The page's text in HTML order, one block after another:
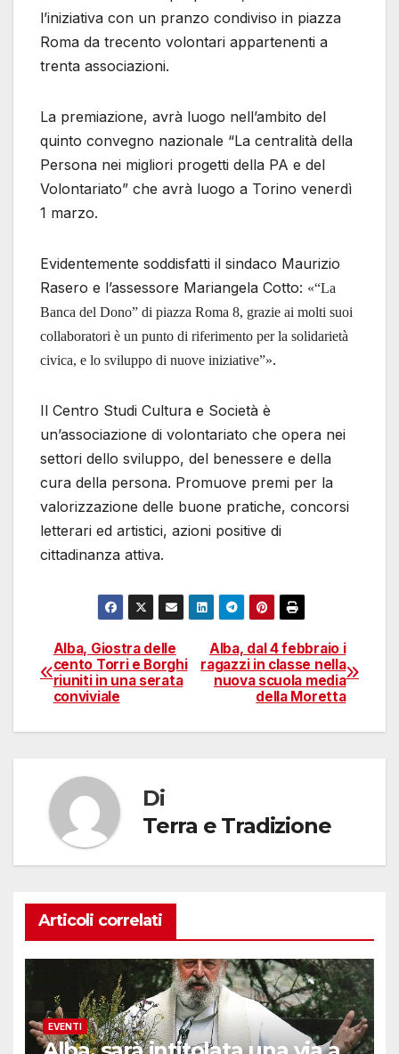
l’iniziativa con un pranzo condiviso in piazza
Roma da trecento volontari appartenenti a
trenta associazioni.
La premiazione, avrà luogo nell’ambito del
quinto convegno nazionale “La centralità della
Persona nei migliori progetti della PA e del
Volontariato” che avrà luogo a Torino venerdì
1 marzo.
Evidentemente soddisfatti il sindaco Maurizio
Rasero e l’assessore Mariangela Cotto: «“La
Banca del Dono” di piazza Roma 8, grazie ai molti suoi
collaboratori è un punto di riferimento per la solidarietà
civica, e lo sviluppo di nuove iniziative”».
Il Centro Studi Cultura e Società è
un’associazione di volontariato che opera nei
settori dello sviluppo, del benessere e della
cura della persona. Promuove premi per la
valorizzazione delle buone pratiche, concorsi
letterari ed artistici, azioni positive di
cittadinanza attiva.
Navigazione
articoli
Alba, dal 4 febbraio i
ragazzi in classe nella
nuova scuola media
della Moretta
Alba, Giostra delle
cento Torri e Borghi
riuniti in una serata
conviviale
Di
Terra e Tradizione
Articoli correlati
EVENTI